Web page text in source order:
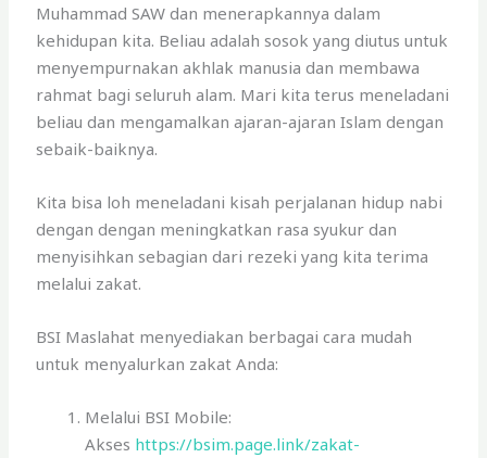
Muhammad SAW dan menerapkannya dalam
kehidupan kita. Beliau adalah sosok yang diutus untuk
menyempurnakan akhlak manusia dan membawa
rahmat bagi seluruh alam. Mari kita terus meneladani
beliau dan mengamalkan ajaran-ajaran Islam dengan
sebaik-baiknya.
Kita bisa loh meneladani kisah perjalanan hidup nabi
dengan dengan meningkatkan rasa syukur dan
menyisihkan sebagian dari rezeki yang kita terima
melalui zakat.
BSI Maslahat menyediakan berbagai cara mudah
untuk menyalurkan zakat Anda:
Melalui BSI Mobile:
Akses https://bsim.page.link/zakat-